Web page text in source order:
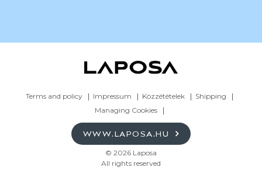
Terms and policy Impressum Közzétételek
Shipping
Managing Cookies
WWW.LAPOSA.HU
© 2026 Laposa
All rights reserved